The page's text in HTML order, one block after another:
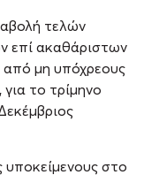
τελών
επί ακαθάριστων
από μη υπόχρεους
το τρίμηνο
στο